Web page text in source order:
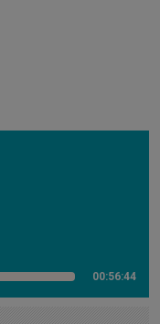
00:56:44